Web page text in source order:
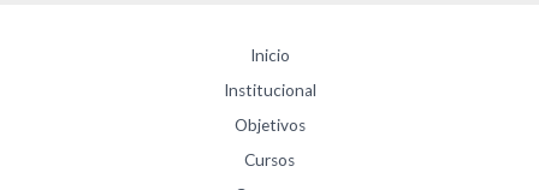
Inicio
Institucional
Objetivos
Cursos